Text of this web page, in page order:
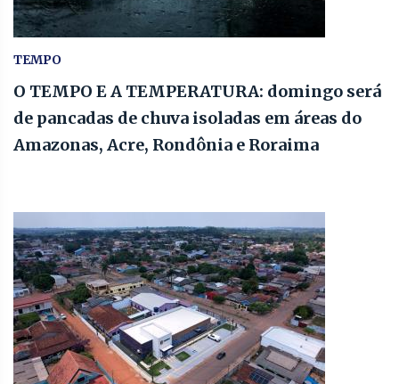
TEMPO
O TEMPO E A TEMPERATURA: domingo será
de pancadas de chuva isoladas em áreas do
Amazonas, Acre, Rondônia e Roraima